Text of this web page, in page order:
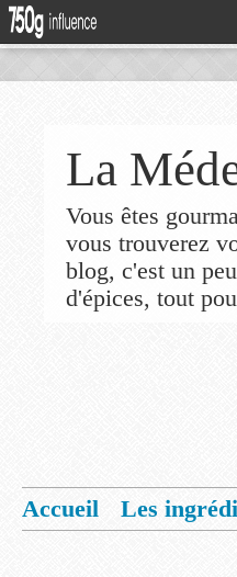
La
Vous êtes
vous trouverez
blog, c'est un
d'épices, tout
Accueil
Les